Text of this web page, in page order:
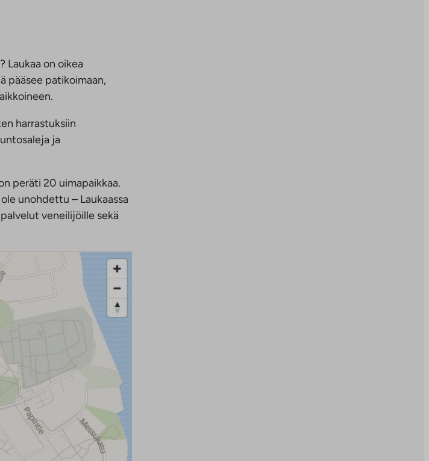
Laukaa on oikea
pääsee patikoimaan,
harrastuksiin
ja
peräti 20 uimapaikkaa.
unohdettu – Laukaassa
veneilijöille sekä